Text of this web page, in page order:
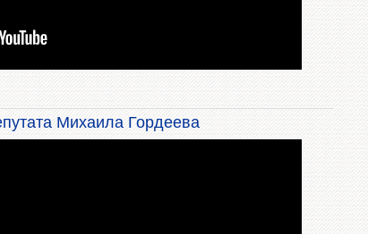
Михаила Гордеева